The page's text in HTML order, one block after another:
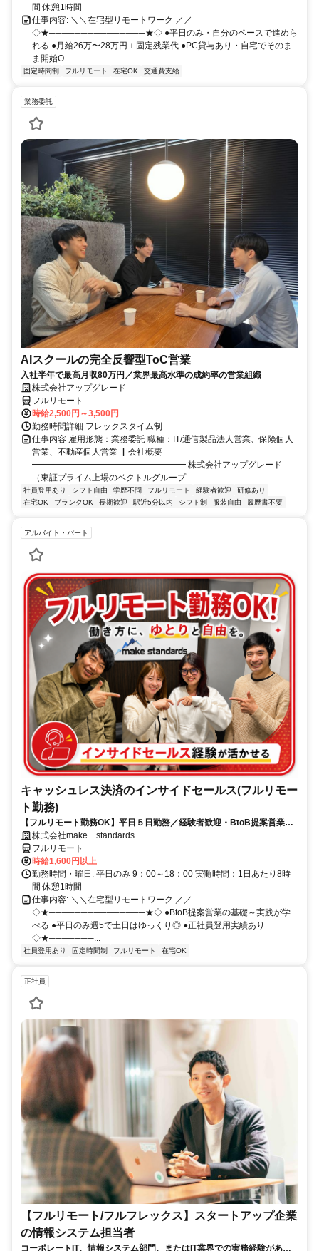
間 休憩1時間
仕事内容: ＼＼在宅型リモートワーク ／／
◇★───────────────★◇ ●平日のみ・自分のペースで進めら
れる ●月給26万〜28万円＋固定残業代 ●PC貸与あり・自宅でそのま
ま開始O...
固定時間制 フルリモート 在宅OK 交通費支給
業務委託
AIスクールの完全反響型ToC営業
入社半年で最高月収80万円／業界最高水準の成約率の営業組織
株式会社アップグレード
フルリモート
時給2,500円～3,500円
勤務時間詳細 フレックスタイム制
仕事内容 雇用形態：業務委託 職種：IT/通信製品法人営業、保険個人
営業、不動産個人営業 ▏会社概要
━━━━━━━━━━━━━━━━━━ 株式会社アップグレード
（東証プライム上場のベクトルグループ...
社員登用あり シフト自由 学歴不問 フルリモート 経験者歓迎
研修あり
在宅OK
ブランクOK 長期歓迎 駅近5分以内 シフト制 服装自由 履歴書不要
アルバイト・パート
キャッシュレス決済のインサイドセールス(フルリモー
ト勤務)
【フルリモート勤務OK】平日５日勤務／経験者歓迎・BtoB提案営業で
スキルアップ
株式会社make standards
フルリモート
時給1,600円以上
勤務時間・曜日: 平日のみ 9：00～18：00 実働時間：1日あたり8時
間 休憩1時間
仕事内容: ＼＼在宅型リモートワーク ／／
◇★───────────────★◇ ●BtoB提案営業の基礎～実践が学
べる ●平日のみ週5で土日はゆっくり◎ ●正社員登用実績あり
◇★───────...
社員登用あり 固定時間制 フルリモート 在宅OK
正社員
【フルリモート/フルフレックス】スタートアップ企業
の情報システム担当者
コーポレートIT、情報システム部門、またはIT業界での実務経験がある